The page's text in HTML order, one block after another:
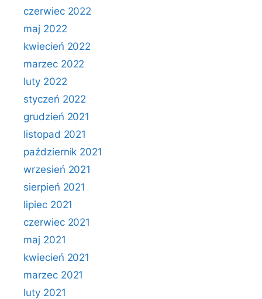
czerwiec 2022
maj 2022
kwiecień 2022
marzec 2022
luty 2022
styczeń 2022
grudzień 2021
listopad 2021
październik 2021
wrzesień 2021
sierpień 2021
lipiec 2021
czerwiec 2021
maj 2021
kwiecień 2021
marzec 2021
luty 2021